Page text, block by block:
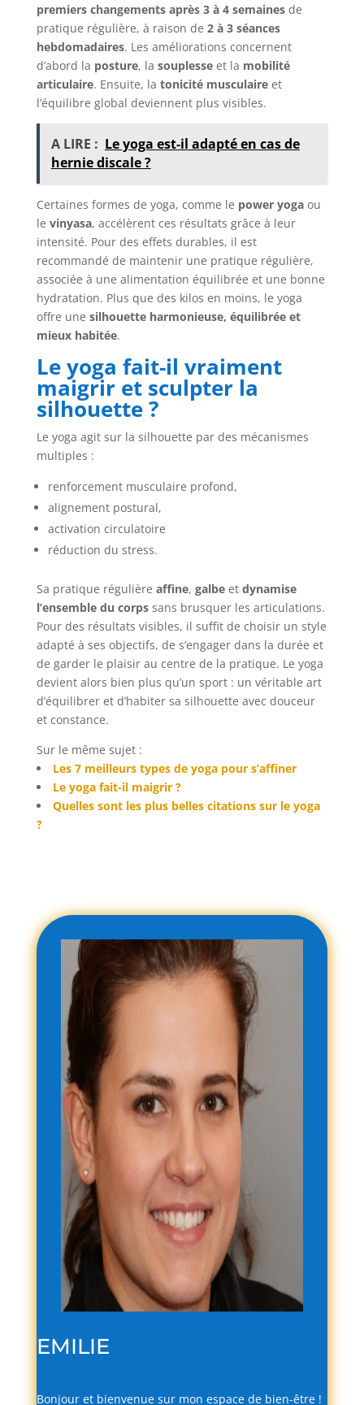
premiers changements après 3 à 4 semainesde
pratique régulière, à raison de 2 à 3 séances
hebdomadaires. Les améliorations concernent
d’abord la posture, la souplesseet la mobilité
articulaire. Ensuite, la tonicité musculaireet
l’équilibre global deviennent plus visibles.
A LIRE : Le yoga est-il adapté en cas de
hernie discale ?
Certaines formes de yoga, comme le power yogaou
le vinyasa, accélèrent ces résultats grâce à leur
intensité. Pour des effets durables, il est
recommandé de maintenir une pratique régulière,
associée à une alimentation équilibrée et une bonne
hydratation. Plus que des kilos en moins, le yoga
offre une silhouette harmonieuse, équilibrée et
mieux habitée.
Le yoga fait-il vraiment
maigrir et sculpter la
silhouette ?
Le yoga agit sur la silhouette par des mécanismes
multiples :
renforcement musculaire profond,
alignement postural,
activation circulatoire
réduction du stress.
Sa pratique régulière affine, galbeet dynamise
l’ensemble du corpssans brusquer les articulations.
Pour des résultats visibles, il suffit de choisir un style
adapté à ses objectifs, de s’engager dans la durée et
de garder le plaisir au centre de la pratique. Le yoga
devient alors bien plus qu’un sport : un véritable art
d’équilibrer et d’habiter sa silhouette avec douceur
et constance.
Sur le même sujet :
Les 7 meilleurs types de yoga pour s’affiner
Le yoga fait-il maigrir ?
Quelles sont les plus belles citations sur le yoga
?
EMILIE
Bonjour et bienvenue sur mon espace de bien-être !